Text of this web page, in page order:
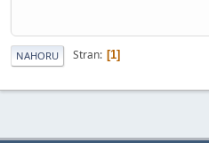
NAHORU Stran 1